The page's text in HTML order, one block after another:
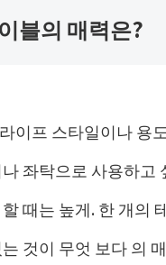
블의 매력은?
이프 스타일이나 용
좌탁으로 사용하고
때는 높게. 한 개의
것이 무엇 보다 의